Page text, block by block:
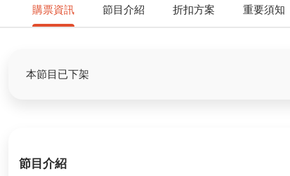
購票資訊 節目介紹 折扣方案 重要須知
本節目已下架
節目介紹